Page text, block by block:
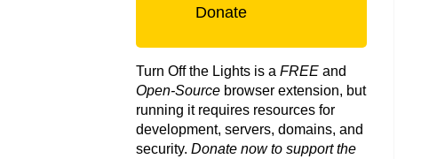
Donate
Turn Off the Lights is a FREE and
Open-Source browser extension, but
running it requires resources for
development, servers, domains, and
security. Donate now to support the